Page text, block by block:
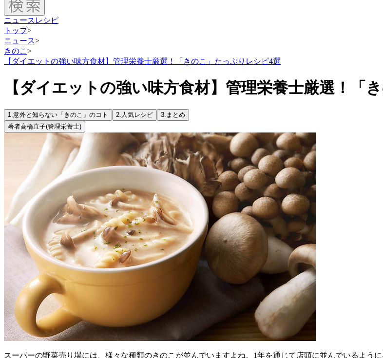
ニュース レシピ
トップ>
ニュース>
きのこ >
【ダイエットの強い味方食材】管理栄養士厳選！「きのこ」たっぷりレシピ4選
【ダイエットの強い味方食材】管理栄養士厳選！「
1.意外と知らない「きのこ」のコト 2. 人気レシピ 3. まとめ
著者高橋直子(管理栄養士)
スーパーの野菜売り場には、様々な種類のきのこが並んでいますよね。1年を通じて店頭に並んでいるよう